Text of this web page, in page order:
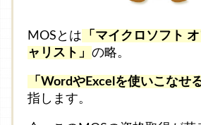
MOSとは
「マイクロソフト
ャリスト」 の略。
「WordやExcelを使いこなせ
指します。